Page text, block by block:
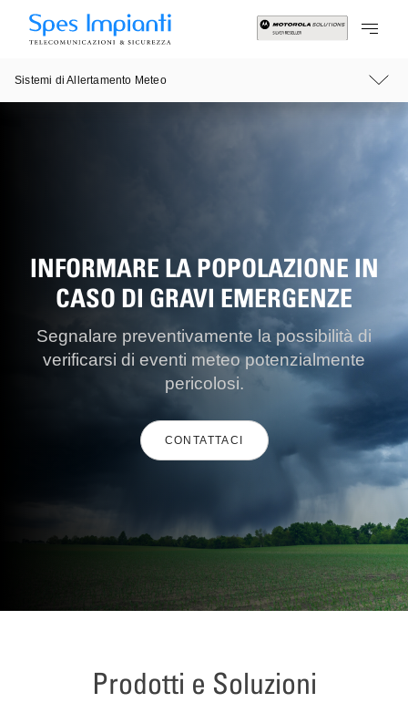
Sistemi di Allertamento Meteo
INFORMARE LA POPOLAZIONE IN
CASO DI GRAVI EMERGENZE
Segnalare preventivamente la possibilità di
verificarsi di eventi meteo potenzialmente
pericolosi.
CONTATTACI
Prodotti e Soluzioni